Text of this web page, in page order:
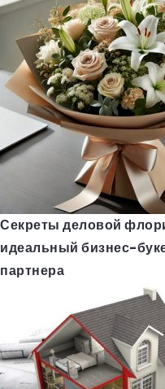
Секреты деловой
идеальный бизнес-
партнера